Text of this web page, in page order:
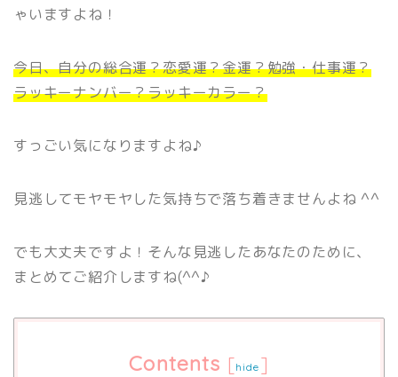
ゃいますよね！
今日、自分の総合運？恋愛運？金運？勉強・仕事運？
ラッキーナンバー？ラッキーカラー？
すっごい気になりますよね♪
見逃してモヤモヤした気持ちで落ち着きませんよね ^^
でも大丈夫ですよ！そんな見逃したあなたのために、
まとめてご紹介しますね(^^♪
Contents [hide ]